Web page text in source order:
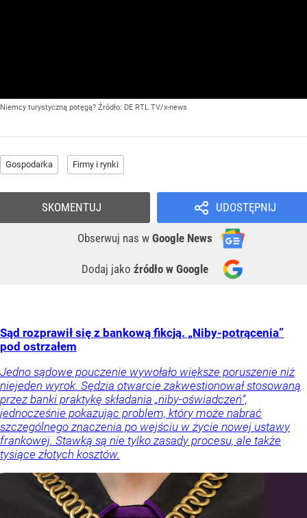
Niemcy turystyczną potęgą? Źródło: DE RTL TV/x-news
Gospodarka Firmy i rynki
UDOSTĘPNIJ
Obserwuj nas w Google News
Dodaj jako źródło w Google
SKOMENTUJ
Sąd rozprawił się z bankową fikcją. „Niby-potrącenia”
pod ostrzałem
Jedno sądowe pouczenie wywołało większe poruszenie niż
niejeden wyrok. Sędzia otwarcie zakwestionował stosowaną
przez banki praktykę składania „niby-oświadczeń”,
jednocześnie pokazując problem, który może nabrać
szczególnego znaczenia po wejściu w życie nowej ustawy
frankowej. Stawką są nie tylko zasady procesu, ale także
tysiące złotych kosztów.